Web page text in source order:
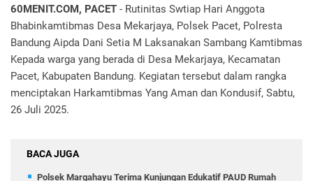
60MENIT.COM, PACET - Rutinitas Swtiap Hari Anggota
Bhabinkamtibmas Desa Mekarjaya, Polsek Pacet, Polresta
Bandung Aipda Dani Setia M Laksanakan Sambang Kamtibmas
Kepada warga yang berada di Desa Mekarjaya, Kecamatan
Pacet, Kabupaten Bandung. Kegiatan tersebut dalam rangka
menciptakan Harkamtibmas Yang Aman dan Kondusif, Sabtu,
26 Juli 2025.
BACA JUGA
Polsek Margahayu Terima Kunjungan Edukatif PAUD Rumah